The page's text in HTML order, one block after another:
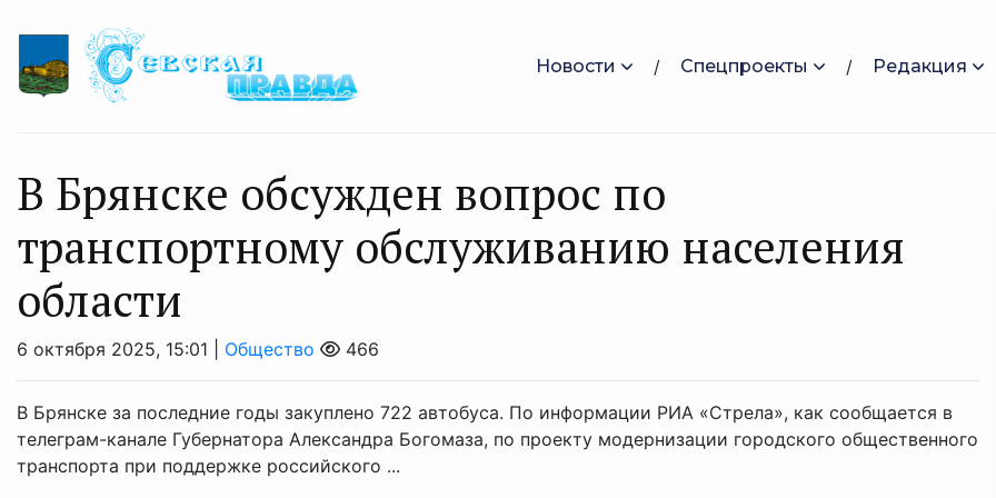
Новости Спецпроекты Редакция
В Брянске обсужден вопрос по
транспортному обслуживанию населения
области
6 октября 2025, 15:01 | Общество 466
В Брянске за последние годы закуплено 722 автобуса. По информации РИА «Стрела», как сообщается в
телеграм-канале Губернатора Александра Богомаза, по проекту модернизации городского общественного
транспорта при поддержке российского ...